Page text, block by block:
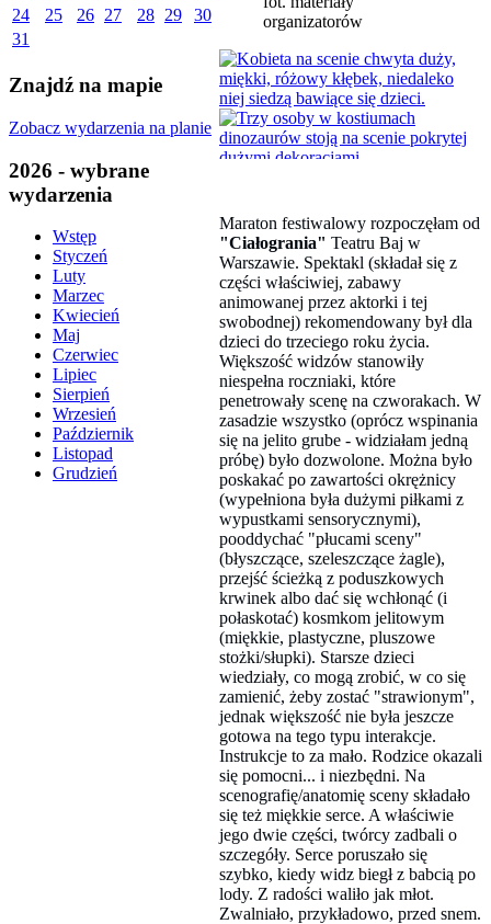
24
25 26 27 28 29
30
31
Znajdź na mapie
Zobacz wydarzenia na planie
2026 - wybrane
wydarzenia
Wstęp
Styczeń
Luty
Marzec
Kwiecień
Maj
Czerwiec
Lipiec
Sierpień
Wrzesień
Październik
Listopad
Grudzień
organizatorów
Maraton festiwalowy rozpoczęłam od
"Ciałogrania" Teatru Baj w
Warszawie. Spektakl (składał się z
części właściwiej, zabawy
animowanej przez aktorki i tej
swobodnej) rekomendowany był dla
dzieci do trzeciego roku życia.
Większość widzów stanowiły
niespełna roczniaki, które
penetrowały scenę na czworakach. W
zasadzie wszystko (oprócz wspinania
się na jelito grube - widziałam jedną
próbę) było dozwolone. Można było
poskakać po zawartości okrężnicy
(wypełniona była dużymi piłkami z
wypustkami sensorycznymi),
pooddychać "płucami sceny"
(błyszczące, szeleszczące żagle),
przejść ścieżką z poduszkowych
krwinek albo dać się wchłonąć (i
połaskotać) kosmkom jelitowym
(miękkie, plastyczne, pluszowe
stożki/słupki). Starsze dzieci
wiedziały, co mogą zrobić, w co się
zamienić, żeby zostać "strawionym",
jednak większość nie była jeszcze
gotowa na tego typu interakcje.
Instrukcje to za mało. Rodzice okazali
się pomocni... i niezbędni. Na
scenografię/anatomię sceny składało
się też miękkie serce. A właściwie
jego dwie części, twórcy zadbali o
szczegóły. Serce poruszało się
szybko, kiedy widz biegł z babcią po
lody. Z radości waliło jak młot.
Zwalniało, przykładowo, przed snem.